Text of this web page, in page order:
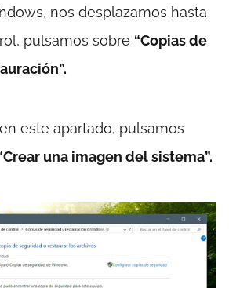
nos desplazamos hasta
pulsamos sobre “Copias de
este apartado, pulsamos
una imagen del sistema”.